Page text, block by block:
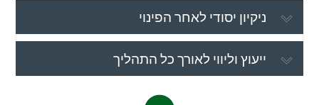
ניקיון יסודי לאחר הפינוי
ייעוץ וליווי לאורך כל התהליך